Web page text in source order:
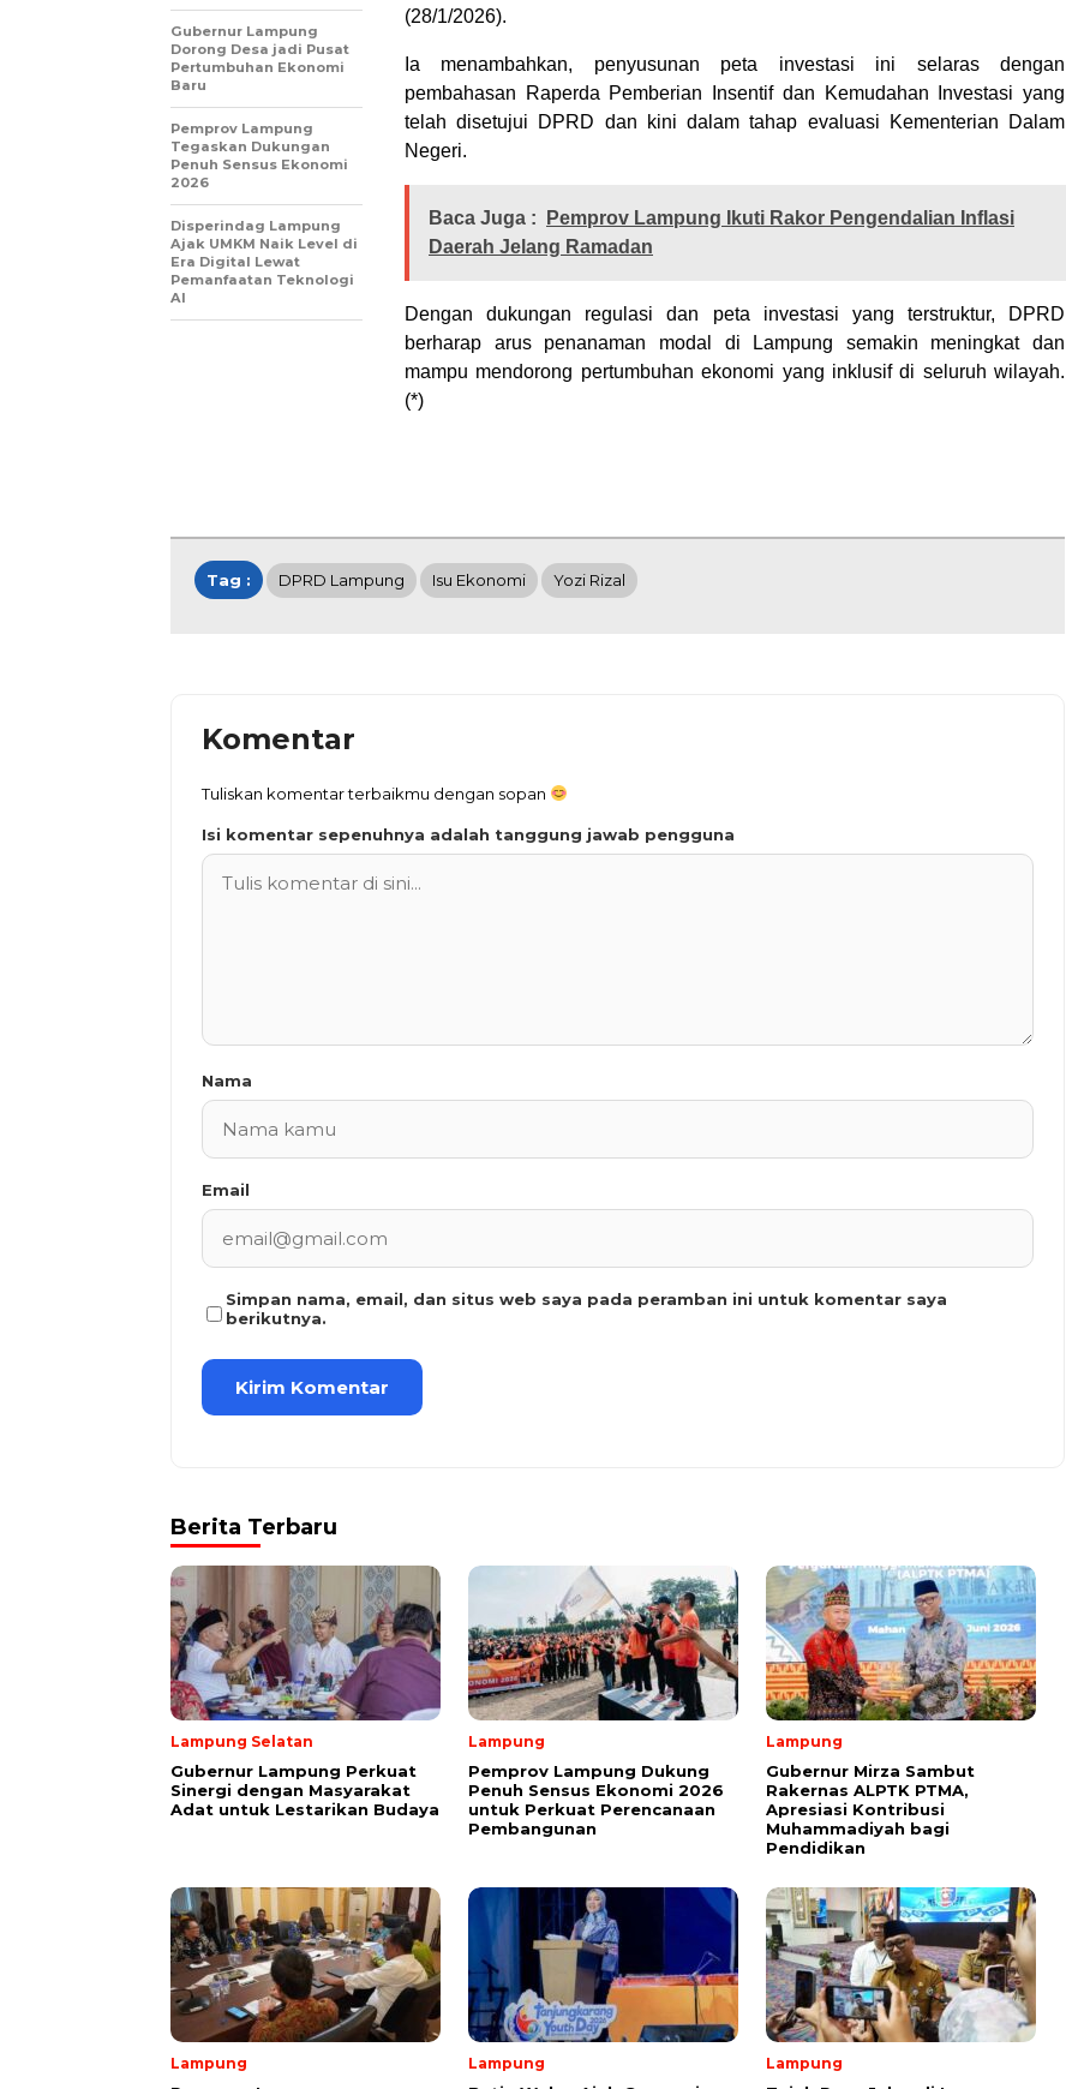
(28/1/2026).
Ia menambahkan, penyusunan peta investasi ini selaras dengan
pembahasan Raperda Pemberian Insentif dan Kemudahan Investasi yang
telah disetujui DPRD dan kini dalam tahap evaluasi Kementerian Dalam
Negeri.
Baca Juga :
Pemprov Lampung Ikuti Rakor Pengendalian Inflasi
Daerah Jelang Ramadan
Dengan dukungan regulasi dan peta investasi yang terstruktur, DPRD
berharap arus penanaman modal di Lampung semakin meningkat dan
mampu mendorong pertumbuhan ekonomi yang inklusif di seluruh wilayah.
(*)
Gubernur Lampung
Dorong Desa jadi Pusat
Pertumbuhan Ekonomi
Baru
Pemprov Lampung
Tegaskan Dukungan
Penuh Sensus Ekonomi
2026
Disperindag Lampung
Ajak UMKM Naik Level di
Era Digital Lewat
Pemanfaatan Teknologi
AI
Tag : DPRD Lampung Isu Ekonomi Yozi Rizal
Komentar
Tuliskan komentar terbaikmu dengan sopan
Isi komentar sepenuhnya adalah tanggung jawab pengguna
Nama
Email
Simpan nama, email, dan situs web saya pada peramban ini untuk komentar saya
berikutnya.
Berita Terbaru
Lampung Selatan
Gubernur Lampung Perkuat
Sinergi dengan Masyarakat
Adat untuk Lestarikan Budaya
Lampung
Pemprov Lampung Dukung
Penuh Sensus Ekonomi 2026
untuk Perkuat Perencanaan
Pembangunan
Lampung
Gubernur Mirza Sambut
Rakernas ALPTK PTMA,
Apresiasi Kontribusi
Muhammadiyah bagi
Pendidikan
Lampung Lampung Lampung